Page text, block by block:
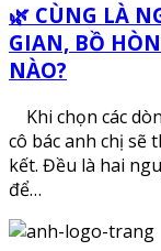
🌿 CÙNG LÀ
GIAN, BỒ
NÀO?
Khi chọn các
cô bác anh chị sẽ
kết. Đều là hai
để…